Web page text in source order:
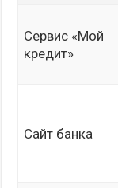
Сервис «Мой
кредит»
Сайт банка